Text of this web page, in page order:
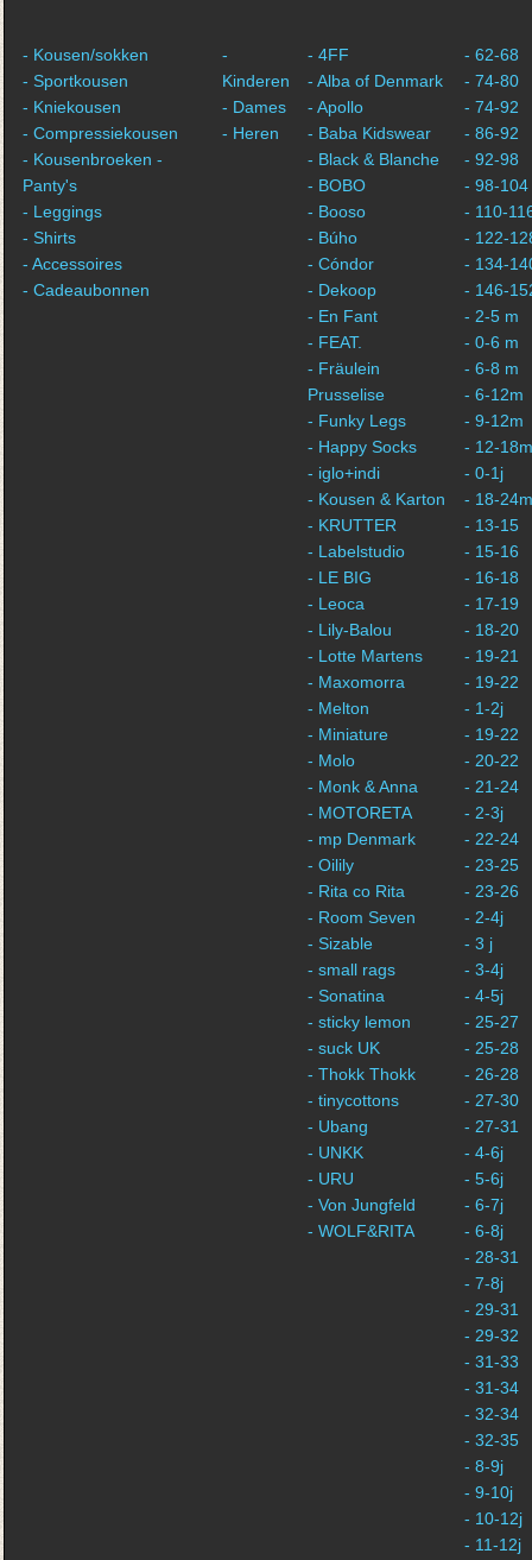
- Kousen/sokken
- Sportkousen
- Kniekousen
- Compressiekousen
- Kousenbroeken -
Panty's
- Leggings
- Shirts
- Accessoires
- Cadeaubonnen
-
Kinderen
- Dames
- Heren
- 4FF
- Alba of Denmark
- Apollo
- Baba Kidswear
- Black & Blanche
- BOBO
- Booso
- Búho
- Cóndor
- Dekoop
- En Fant
- FEAT.
- Fräulein
Prusselise
- Funky Legs
- Happy Socks
- iglo+indi
- Kousen & Karton
- KRUTTER
- Labelstudio
- LE BIG
- Leoca
- Lily-Balou
- Lotte Martens
- Maxomorra
- Melton
- Miniature
- Molo
- Monk & Anna
- MOTORETA
- mp Denmark
- Oilily
- Rita co Rita
- Room Seven
- Sizable
- small rags
- Sonatina
- sticky lemon
- suck UK
- Thokk Thokk
- tinycottons
- Ubang
- UNKK
- URU
- Von Jungfeld
- WOLF&RITA
- 62-68
- 74-80
- 74-92
- 86-92
- 92-98
- 98-104
- 110-
- 122-
- 134-
- 146-
- 2-5 m
- 0-6 m
- 6-8 m
- 6-12m
- 9-12m
- 12-18m
- 0-1j
- 18-24m
- 13-15
- 15-16
- 16-18
- 17-19
- 18-20
- 19-21
- 19-22
- 1-2j
- 19-22
- 20-22
- 21-24
- 2-3j
- 22-24
- 23-25
- 23-26
- 2-4j
- 3 j
- 3-4j
- 4-5j
- 25-27
- 25-28
- 26-28
- 27-30
- 27-31
- 4-6j
- 5-6j
- 6-7j
- 6-8j
- 28-31
- 7-8j
- 29-31
- 29-32
- 31-33
- 31-34
- 32-34
- 32-35
- 8-9j
- 9-10j
- 10-12j
- 11-12j